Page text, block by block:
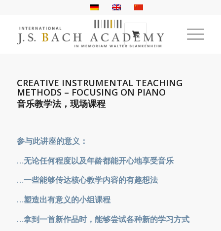
CREATIVE INSTRUMENTAL TEACHING
METHODS – FOCUSING ON PIANO
音乐教学法，现场课程
参与此讲座的意义：
…无论任何程度以及年龄都能开心地享受音乐
…一些能够传达核心教学内容的有趣想法
…塑造出有意义的小组课程
…拿到一首新作品时，能够尝试各种新的学习方式